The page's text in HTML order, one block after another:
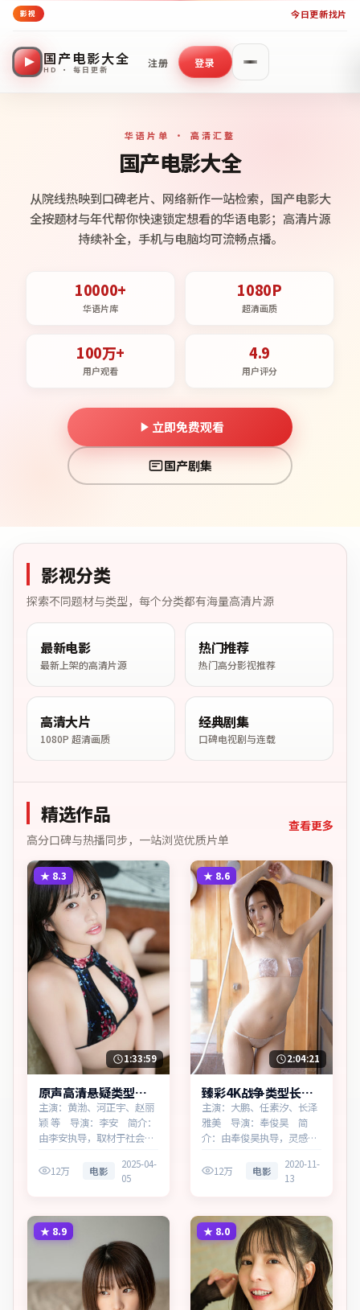
影视 今日更新找片
国产电影大全
HD · 每日更新
注册 登录
华语片单 · 高清汇整
国产电影大全
从院线热映到口碑老片、网络新作一站检索，国产电影大
全按题材与年代帮你快速锁定想看的华语电影；高清片源
持续补全，手机与电脑均可流畅点播。
10000+
华语片库
1080P
超清画质
100万+
用户观看
4.9
用户评分
立即免费观看
国产剧集
影视分类
探索不同题材与类型，每个分类都有海量高清片源
最新电影
最新上架的高清片源
热门推荐
热门高分影视推荐
高清大片
1080P 超清画质
经典剧集
口碑电视剧与连载
精选作品
高分口碑与热播同步，一站浏览优质片单
查看更多
★ 8.3
1:33:59
原声高清悬疑类型暴
雪回响同步追剧
主演：黄渤、河正宇、赵丽
颖 等 导演：李安 简介：
由李安执导，取材于社会新
品。在一座滨海工业城市，
叙事围绕人物抉择与时代氛
值得细品。主演以细腻表演
撑起情感层次，兼顾观赏性
与现实意义。
12万 电影
2025-04-
05
★ 8.6
2:04:21
臻彩4K战争类型长夜
档案同步追剧
主演：大鹏、任素汐、长泽
雅美 导演：奉俊昊 简
介：由奉俊昊执导，灵感来
的战争作品。在科技与人性
的交界处，叙事围绕人物抉
凑，反转不断。主演以细腻
表演撑起情感层次，兼顾观
赏性与现实意义。
12万 电影
2020-11-
13
★ 8.9 ★ 8.0